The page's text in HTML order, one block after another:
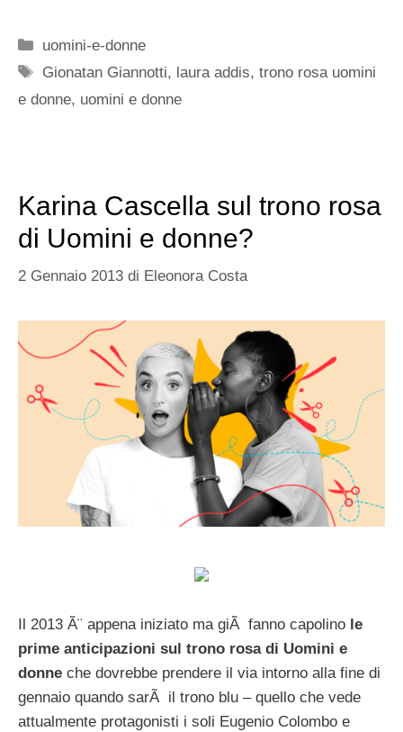
Categorie
uomini-e-donne
Tag
Gionatan Giannotti, laura addis,trono rosa uomini
e donne, uomini e donne
Karina Cascella sul trono rosa
di Uomini e donne?
2 Gennaio 2013 di Eleonora Costa
Il 2013 Ã¨ appena iniziato ma giÃ fanno capolino le
prime anticipazioni sul trono rosa di Uomini e
donne che dovrebbe prendere il via intorno alla fine di
gennaio quando sarÃ il trono blu – quello che vede
attualmente protagonisti i soli Eugenio Colombo e